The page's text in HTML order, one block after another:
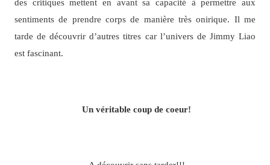
des critiques mettent en avant sa capacité à permettre aux
sentiments de prendre corps de manière très onirique. Il me
tarde de découvrir d’autres titres car l’univers de Jimmy Liao
est fascinant.
Un véritable coup de coeur!